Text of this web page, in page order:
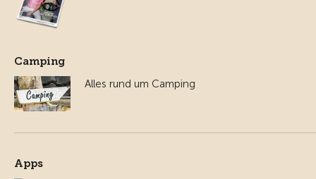
Camping
Alles rund um Camping
Apps